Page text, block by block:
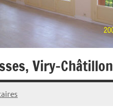
Viry-Châtillon